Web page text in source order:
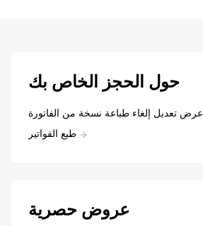
حول الحجز الخاص بك
عرض تعديل إلغاء طباعة نسخة من الفاتورة
طبع الفواتير
عروض حصرية